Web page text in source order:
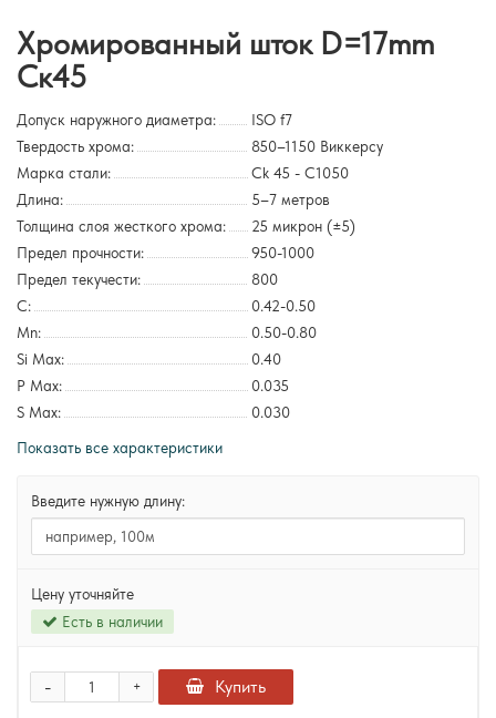
Хромированный шток D=17mm
Ск45
Допуск наружного диаметра:
ISO f7
Твердость хрома:
850–1150 Виккерсу
Марка стали:
Сk 45 - С1050
Длина:
5–7 метров
Толщина слоя жесткого хрома:
25 микрон (±5)
Предел прочности:
950-1000
Предел текучести:
800
C:
0.42-0.50
Mn:
0.50-0.80
Si Max:
0.40
P Max:
0.035
S Max:
0.030
Показать все характеристики
Введите нужную длину:
Цену уточняйте
Есть в наличии
+
- Купить